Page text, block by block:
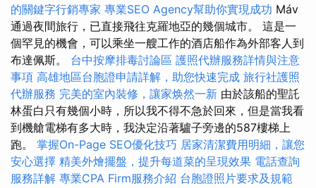
的關鍵字行銷專家 專業SEO Agency幫助你實現成功 Máv
通過夜間旅行，已直接飛往克羅地亞的幾個城市。 這是一
個罕見的機會，可以乘坐一艘工作的酒店船作為外部客人到
布達佩斯。 台中按摩排毒討論區 護照代辦服務詳情與注意
事項 高雄地區台胞證申請詳解，助您快速完成 旅行社護照
代辦服務 完美的室內裝修，讓家焕然一新 由於該船的聖託
林蛋白只有幾個小時，所以我不得不急於回來，但是當我看
到機艙電梯有多大時，我決定沿著驢子旁邊的587樓梯上
跑。 掌握On-Page SEO優化技巧 居家清潔費用明細，讓您
安心選擇 精美外燴擺盤，提升每道菜的呈現效果 電話查詢
服務詳解 專業CPA Firm服務介紹 台胞證照片要求及規範